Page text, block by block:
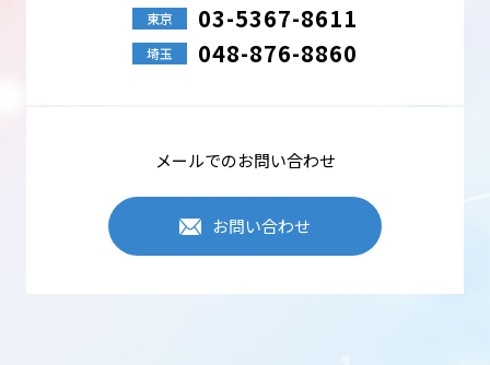
東京 03-5367-8611
埼玉 048-876-8860
メールでのお問い合わせ
お問い合わせ